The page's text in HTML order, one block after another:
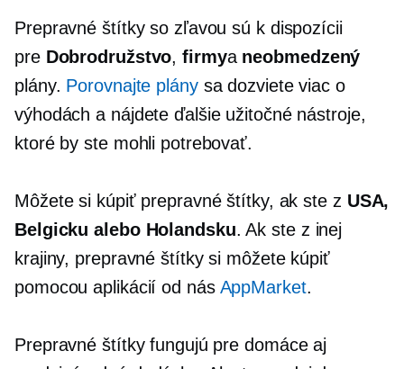
Prepravné štítky so zľavou sú k dispozícii
pre Dobrodružstvo,firmya neobmedzený
plány. Porovnajte plánysa dozviete viac o
výhodách a nájdete ďalšie užitočné nástroje,
ktoré by ste mohli potrebovať.
Môžete si kúpiť prepravné štítky, ak ste z USA,
Belgicku alebo Holandsku. Ak ste z inej
krajiny, prepravné štítky si môžete kúpiť
pomocou aplikácií od nás AppMarket.
Prepravné štítky fungujú pre domáce aj